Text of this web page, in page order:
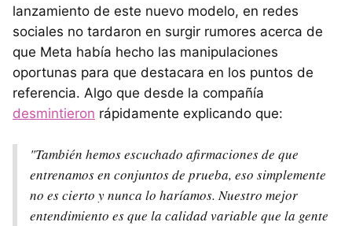
lanzamiento de este nuevo modelo, en redes
sociales no tardaron en surgir rumores acerca de
que Meta había hecho las manipulaciones
oportunas para que destacara en los puntos de
referencia. Algo que desde la compañía
desmintieron rápidamente explicando que:
"También hemos escuchado afirmaciones de que
entrenamos en conjuntos de prueba, eso simplemente
no es cierto y nunca lo haríamos. Nuestro mejor
entendimiento es que la calidad variable que la gente